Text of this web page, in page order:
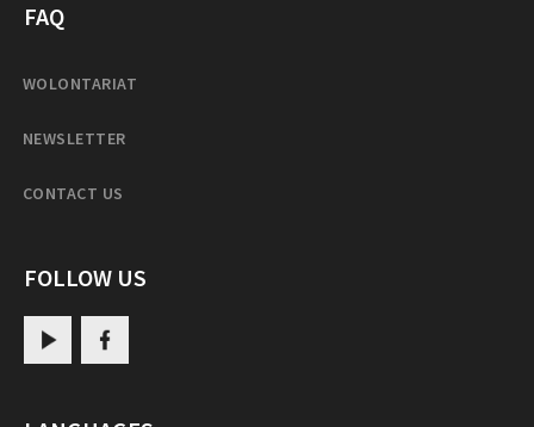
FAQ
WOLONTARIAT
NEWSLETTER
CONTACT US
FOLLOW US